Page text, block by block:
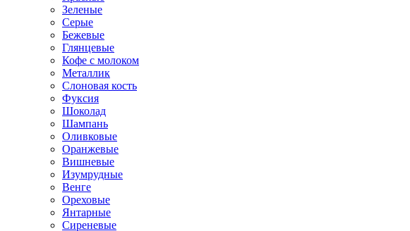
Зеленые
Серые
Бежевые
Глянцевые
Кофе с молоком
Металлик
Слоновая кость
Фуксия
Шоколад
Шампань
Оливковые
Оранжевые
Вишневые
Изумрудные
Венге
Ореховые
Янтарные
Сиреневые